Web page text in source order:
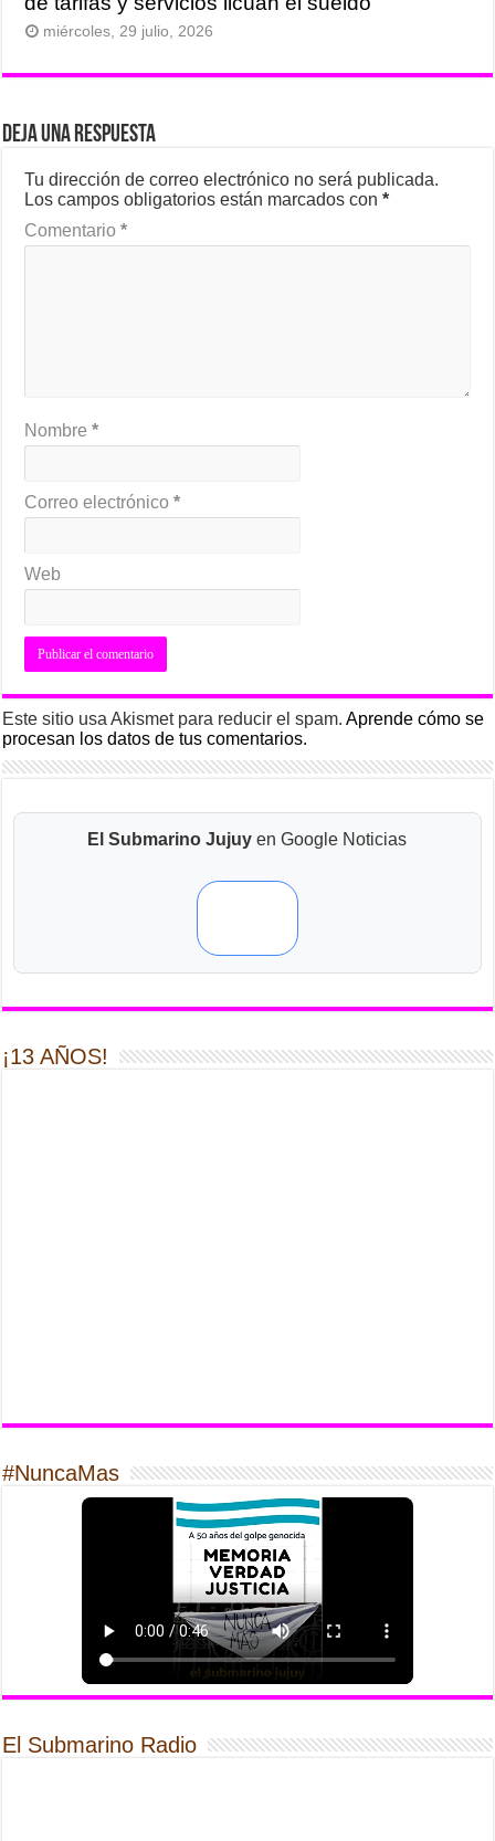
miércoles, 29 julio, 2026
Deja una respuesta
Tu dirección de correo electrónico no será publicada.
Los campos obligatorios están marcados con*
Comentario*
Nombre*
Correo electrónico*
Web
Este sitio usa Akismet para reducir el spam.Aprende cómo se
procesan los datos de tus comentarios.
El Submarino Jujuy en Google Noticias
¡13 AÑOS!
#NuncaMas
El Submarino Radio